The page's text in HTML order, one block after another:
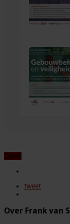
Delen
tweet
Over Frank van